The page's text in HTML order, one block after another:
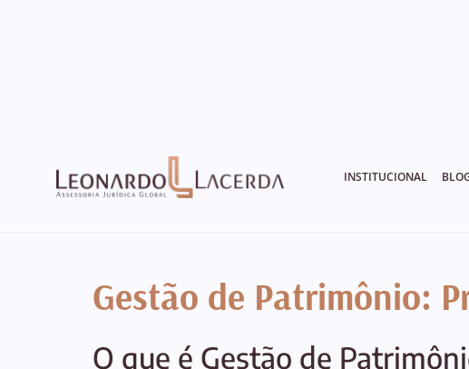
INSTITUCIONAL
Gestão de Patrimônio:
O que é Gestão de